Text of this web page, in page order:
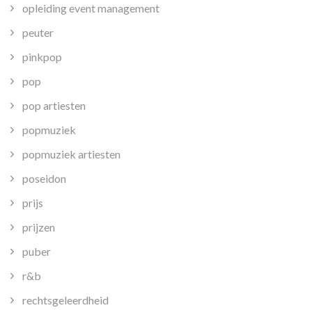
opleiding event management
peuter
pinkpop
pop
pop artiesten
popmuziek
popmuziek artiesten
poseidon
prijs
prijzen
puber
r&b
rechtsgeleerdheid